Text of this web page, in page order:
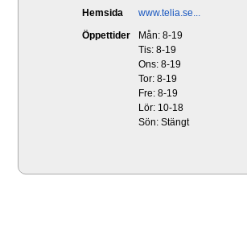
Hemsida
www.telia.se...
Öppettider
Mån: 8-19
Tis: 8-19
Ons: 8-19
Tor: 8-19
Fre: 8-19
Lör: 10-18
Sön: Stängt